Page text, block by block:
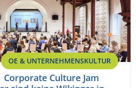
OE & UNTERNEHMENSKULTUR
Culture Jam